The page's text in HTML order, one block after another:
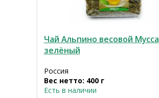
Чай Альпино весовой Мусса
зелёный
Россия
Вес нетто: 400 г
Есть в наличии